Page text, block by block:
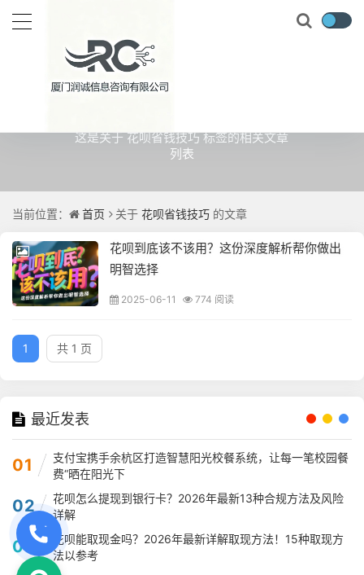
关于花呗省钱技巧
这是关于 花呗省钱技巧 标签的相关文章
列表
当前位置： 首页 关于 花呗省钱技巧 的文章
花呗到底该不该用？这份深度解析帮你做出
明智选择
2025-06-11 774 阅读
1 共 1 页
最近发表
01
支付宝携手余杭区打造智慧阳光校餐系统，让每一笔校园餐
费“晒在阳光下
02
花呗怎么提现到银行卡？2026年最新13种合规方法及风险
详解
03
花呗能取现金吗？2026年最新详解取现方法！15种取现方
法以参考